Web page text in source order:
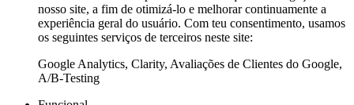
nosso site, a fim de otimizá-lo e melhorar continuamente a
experiência geral do usuário. Com teu consentimento, usamos
os seguintes serviços de terceiros neste site:
Google Analytics, Clarity, Avaliações de Clientes do Google,
A/B-Testing